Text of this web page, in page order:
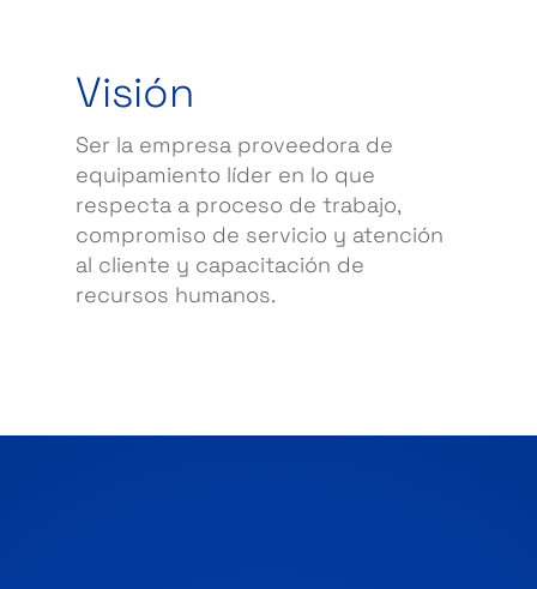
Visión
Ser la empresa proveedora de
equipamiento líder en lo que
respecta a proceso de trabajo,
compromiso de servicio y atención
al cliente y capacitación de
recursos humanos.